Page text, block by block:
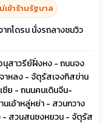
เข้าร้านรัฐบาล
กโดรน นั่งรถลางชมวิว
นุสาวรีย์ฝั่งหง - ถนนจง
าหลง - จัตุรัสเจงกิสข่าน
ย - ถนนคนเดินจีน-
เอ้าหลู่หย่า - สวนกวาง
- สวนสนชงหยวน - จัตุรัส